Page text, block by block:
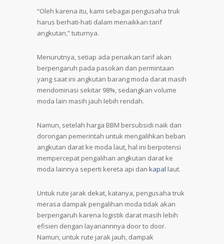
“Oleh karena itu, kami sebagai pengusaha truk
harus berhati-hati dalam menaikkan tarif
angkutan,” tuturnya.
Menurutnya, setiap ada penaikan tarif akan
berpengaruh pada pasokan dan permintaan
yang saat ini angkutan barang moda darat masih
mendominasi sekitar 98%, sedangkan volume
moda lain masih jauh lebih rendah.
Namun, setelah harga BBM bersubsidi naik dan
dorongan pemerintah untuk mengalihkan beban
angkutan darat ke moda laut, hal ini berpotensi
mempercepat pengalihan angkutan darat ke
moda lainnya seperti kereta api dan kapal laut.
Untuk rute jarak dekat, katanya, pengusaha truk
merasa dampak pengalihan moda tidak akan
berpengaruh karena logistik darat masih lebih
efisien dengan layanannnya door to door.
Namun, untuk rute jarak jauh, dampak